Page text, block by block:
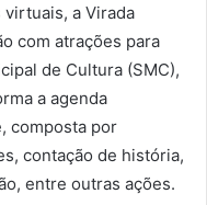
a Virada
com atrações para
de Cultura (SMC),
a agenda
composta por
contação de história,
entre outras ações.